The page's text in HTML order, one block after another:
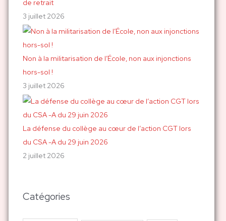
de retrait
3 juillet 2026
Non à la militarisation de l’École, non aux injonctions
hors-sol !
3 juillet 2026
La défense du collège au cœur de l’action CGT lors
du CSA -A du 29 juin 2026
2 juillet 2026
Catégories